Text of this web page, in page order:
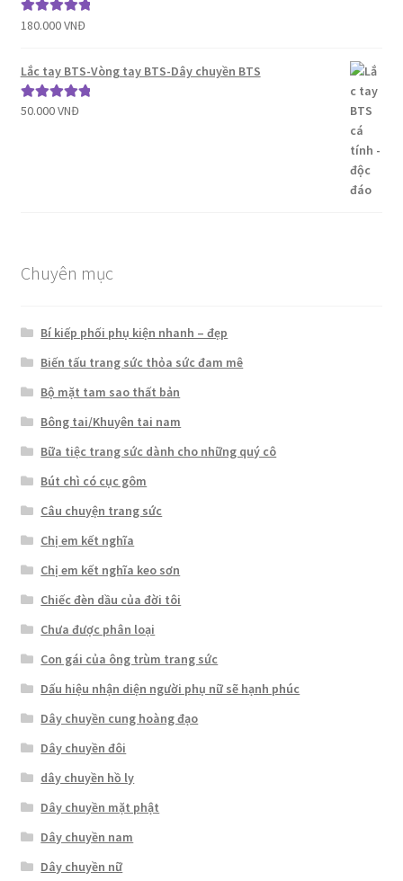
Được xếp
sao
180.000VNĐ
Lắc tay BTS-Vòng tay BTS-Dây chuyền BTS
Được xếp
50.000VNĐ
Chuyên mục
Bí kiếp phối phụ kiện nhanh – đẹp
Biến tấu trang sức thỏa sức đam mê
Bộ mặt tam sao thất bản
Bông tai/Khuyên tai nam
Bữa tiệc trang sức dành cho những quý cô
Bút chì có cục gôm
Câu chuyện trang sức
Chị em kết nghĩa
Chị em kết nghĩa keo sơn
Chiếc đèn dầu của đời tôi
Chưa được phân loại
Con gái của ông trùm trang sức
Dấu hiệu nhận diện người phụ nữ sẽ hạnh phúc
Dây chuyền cung hoàng đạo
Dây chuyền đôi
dây chuyền hồ ly
Dây chuyền mặt phật
Dây chuyền nam
Dây chuyền nữ